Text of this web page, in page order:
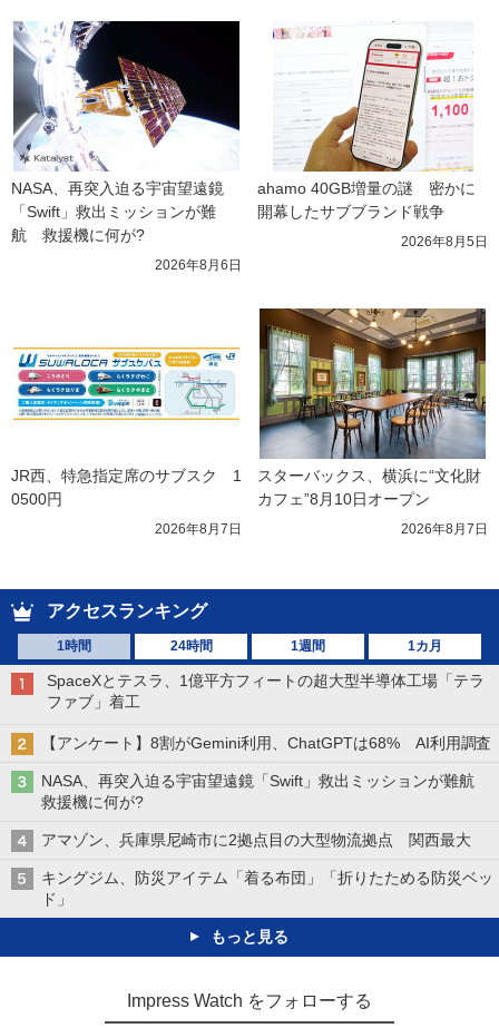
NASA、再突入迫る宇宙望遠鏡
「Swift」救出ミッションが難
航　救援機に何が?
2026年8月6日
ahamo 40GB増量の謎　密かに
開幕したサブブランド戦争
2026年8月5日
JR西、特急指定席のサブスク　1
0500円
2026年8月7日
スターバックス、横浜に“文化財
カフェ”8月10日オープン
2026年8月7日
アクセスランキング
1時間 24時間 1週間 1カ月
SpaceXとテスラ、1億平方フィートの超大型半導体工場「テラ
ファブ」着工
【アンケート】8割がGemini利用、ChatGPTは68% AI利用調査
NASA、再突入迫る宇宙望遠鏡「Swift」救出ミッションが難航
救援機に何が?
アマゾン、兵庫県尼崎市に2拠点目の大型物流拠点 関西最大
キングジム、防災アイテム「着る布団」「折りたためる防災ベッ
ド」
もっと見る
Impress Watch をフォローする